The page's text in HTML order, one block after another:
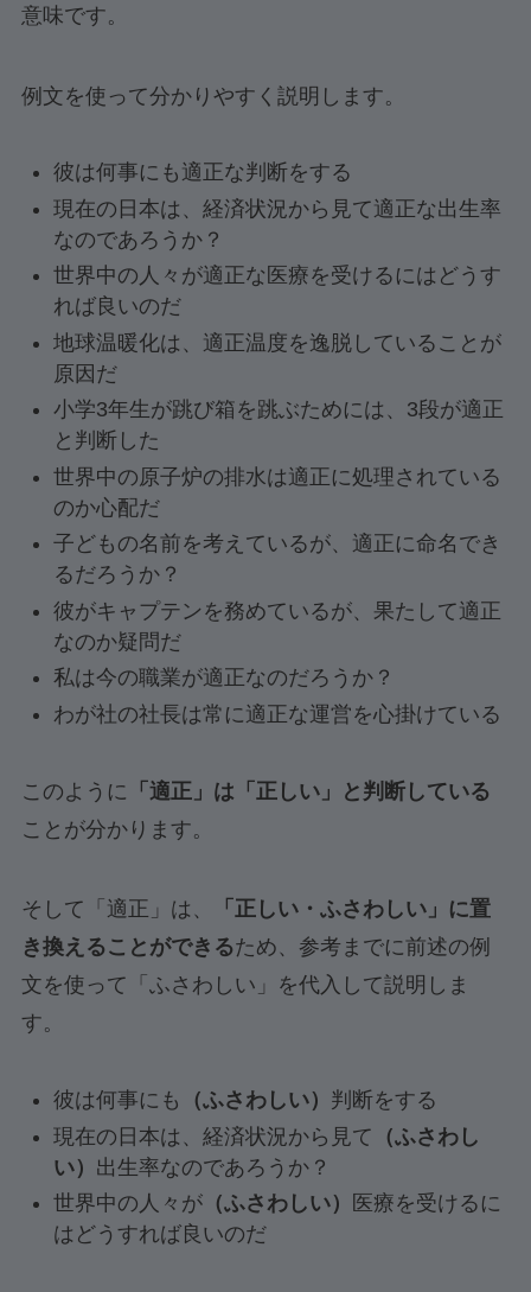
意味です。
例文を使って分かりやすく説明します。
彼は何事にも適正な判断をする
現在の日本は、経済状況から見て適正な出生率
なのであろうか？
世界中の人々が適正な医療を受けるにはどうす
れば良いのだ
地球温暖化は、適正温度を逸脱していることが
原因だ
小学3年生が跳び箱を跳ぶためには、3段が適正
と判断した
世界中の原子炉の排水は適正に処理されている
のか心配だ
子どもの名前を考えているが、適正に命名でき
るだろうか？
彼がキャプテンを務めているが、果たして適正
なのか疑問だ
私は今の職業が適正なのだろうか？
わが社の社長は常に適正な運営を心掛けている
このように 「適正」は「正しい」と判断している
ことが分かります。
そして「適正」は、
「正しい・ふさわしい」に置
き換えることができるため、参考までに前述の例
文を使って「ふさわしい」を代入して説明しま
す。
彼は何事にも （ふさわしい） 判断をする
現在の日本は、経済状況から見て （ふさわし
い） 出生率なのであろうか？
世界中の人々が（ふさわしい）
医療を受けるに
はどうすれば良いのだ